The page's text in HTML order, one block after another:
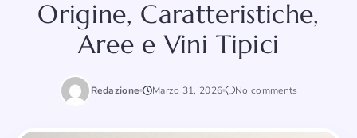
Origine, Caratteristiche,
Aree e Vini Tipici
Redazione Marzo 31, 2026 No comments